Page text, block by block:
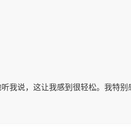
我说，这让我感到很轻松。我特